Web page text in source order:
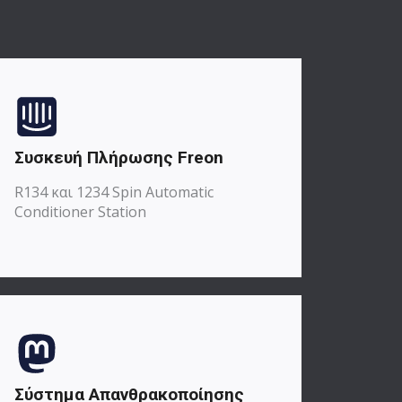
Συσκευή Πλήρωσης Freon
R134 και 1234 Spin Automatic
Conditioner Station
Σύστημα Απανθρακοποίησης